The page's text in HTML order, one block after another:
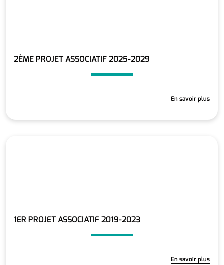
2ÈME PROJET ASSOCIATIF 2025-2029
En savoir plus
1ER PROJET ASSOCIATIF 2019-2023
En savoir plus